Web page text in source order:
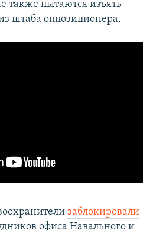
также пытаются изъять
штаба оппозиционера.
заблокировали
офиса Навального и